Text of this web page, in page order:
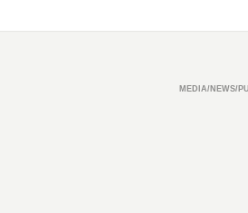
MEDIA/NEWS/